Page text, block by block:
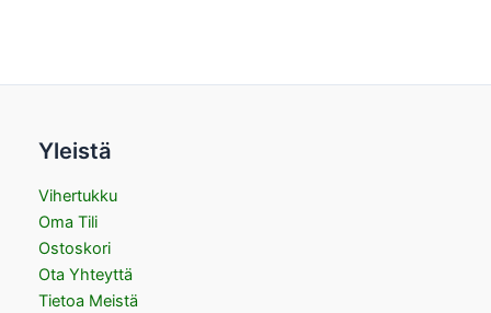
Yleistä
Vihertukku
Oma Tili
Ostoskori
Ota Yhteyttä
Tietoa Meistä